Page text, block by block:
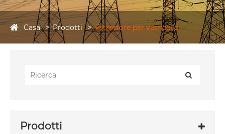
Casa Prodotti Estrattore per verricello
Prodotti